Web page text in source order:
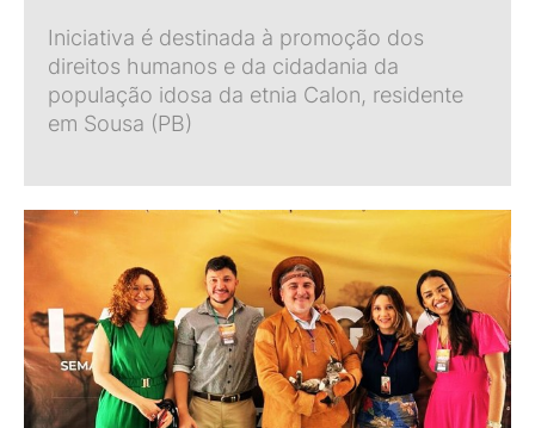
Iniciativa é destinada à promoção dos
direitos humanos e da cidadania da
população idosa da etnia Calon, residente
em Sousa (PB)